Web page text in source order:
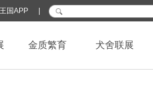
国APP
金质繁育 犬舍联展